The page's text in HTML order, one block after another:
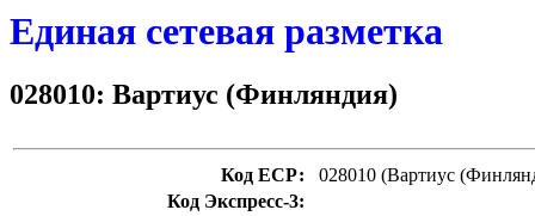
Единая сетевая разметка
028010: Вартиус (Финляндия)
Код ЕСР:
028010 (Вартиус
Код Экспресс-3: